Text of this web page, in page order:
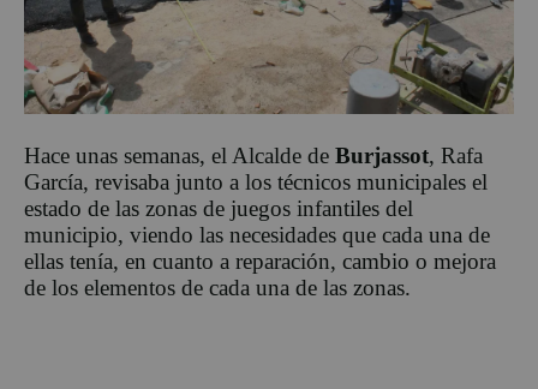
Hace unas semanas, el Alcalde de Burjassot, Rafa
García, revisaba junto a los técnicos municipales el
estado de las zonas de juegos infantiles del
municipio, viendo las necesidades que cada una de
ellas tenía, en cuanto a reparación, cambio o mejora
de los elementos de cada una de las zonas.